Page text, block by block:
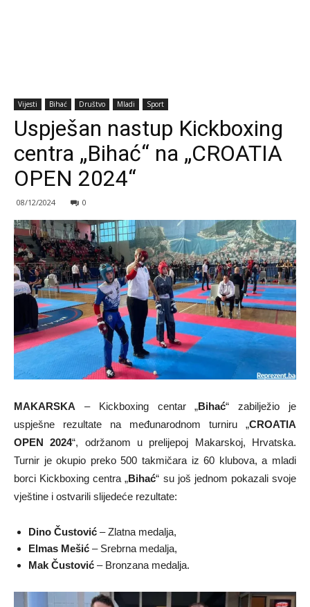
Vijesti Bihać Društvo Mladi Sport
Uspješan nastup Kickboxing
centra „Bihać“ na „CROATIA
OPEN 2024“
08/12/2024 0
MAKARSKA – Kickboxing centar „Bihać“ zabilježio je
uspješne rezultate na međunarodnom turniru „CROATIA
OPEN 2024“, održanom u prelijepoj Makarskoj, Hrvatska.
Turnir je okupio preko 500 takmičara iz 60 klubova, a mladi
borci Kickboxing centra „Bihać“ su još jednom pokazali svoje
vještine i ostvarili slijedeće rezultate:
Dino Čustović – Zlatna medalja,
Elmas Mešić – Srebrna medalja,
Mak Čustović – Bronzana medalja.